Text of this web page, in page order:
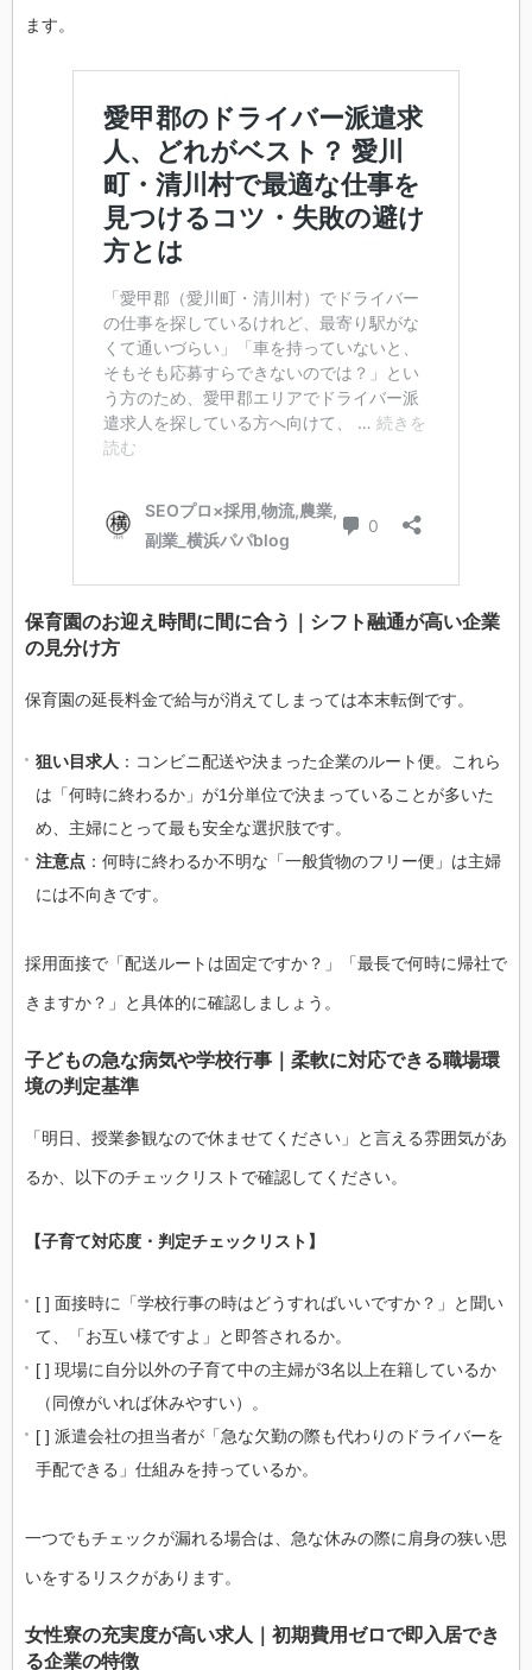
ます。
保育園のお迎え時間に間に合う｜シフト融通が高い企業
の見分け方
保育園の延長料金で給与が消えてしまっては本末転倒です。
狙い目求人 ：コンビニ配送や決まった企業のルート便。これら
は「何時に終わるか」が1分単位で決まっていることが多いた
め、主婦にとって最も安全な選択肢です。
注意点 ：何時に終わるか不明な「一般貨物のフリー便」は主婦
には不向きです。
採用面接で「配送ルートは固定ですか？」「最長で何時に帰社で
きますか？」と具体的に確認しましょう。
子どもの急な病気や学校行事｜柔軟に対応できる職場環
境の判定基準
「明日、授業参観なので休ませてください」と言える雰囲気があ
るか、以下のチェックリストで確認してください。
【子育て対応度・判定チェックリスト】
[ ] 面接時に「学校行事の時はどうすればいいですか？」と聞い
て、「お互い様ですよ」と即答されるか。
[ ] 現場に自分以外の子育て中の主婦が3名以上在籍しているか
（同僚がいれば休みやすい）。
[ ] 派遣会社の担当者が「急な欠勤の際も代わりのドライバーを
手配できる」仕組みを持っているか。
一つでもチェックが漏れる場合は、急な休みの際に肩身の狭い思
いをするリスクがあります。
女性寮の充実度が高い求人｜初期費用ゼロで即入居でき
る企業の特徴